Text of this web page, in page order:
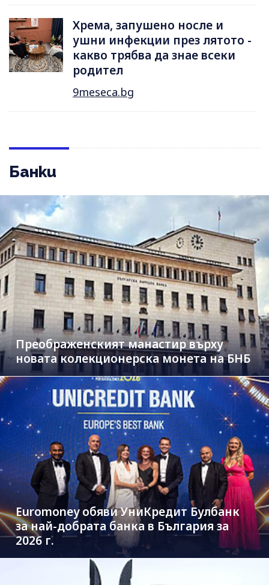
Хрема, запушено носле и
ушни инфекции през лятотo -
какво трябва да знае всеки
родител
9meseca.bg
Банки
Преображенският манастир върху
новата колекционерска монета на БНБ
Euromoney обяви УниКредит Булбанк
за най-добрата банка в България за
2026 г.